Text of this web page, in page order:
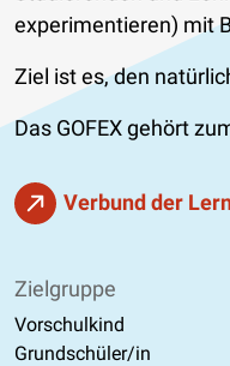
experimentieren) mit
Ziel ist es, den
Das GOFEX gehört
Verbund der
Zielgruppe
Vorschulkind
Grundschüler/in